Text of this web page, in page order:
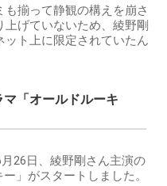
揃って静観の構えを崩さ
げていないため、綾野剛
ット上に限定されていたん
「オールドルーキ
26日、綾野剛さん主演の
」がスタートしました。